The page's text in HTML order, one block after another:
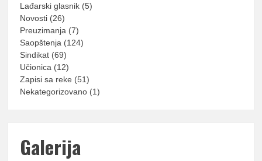
Lađarski glasnik (5)
Novosti (26)
Preuzimanja (7)
Saopštenja (124)
Sindikat (69)
Učionica (12)
Zapisi sa reke (51)
Nekategorizovano (1)
Galerija